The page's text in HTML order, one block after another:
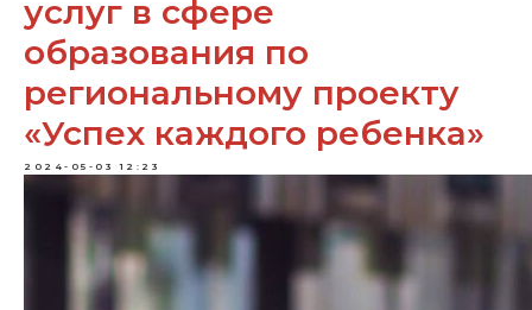
услуг в сфере
образования по
региональному проекту
«Успех каждого ребенка»
2024-05-03 12:23